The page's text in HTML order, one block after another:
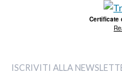
Certificate
ISCRIVITI ALLA